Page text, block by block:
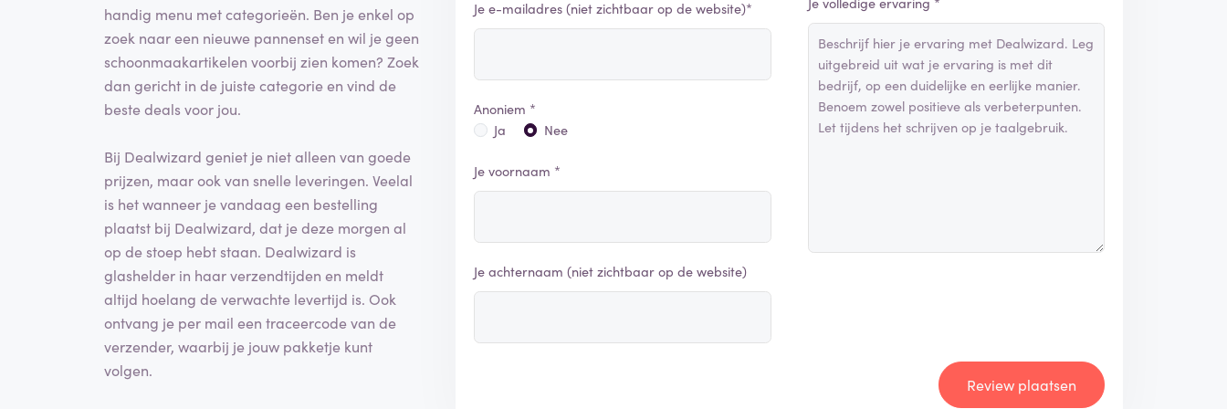
handig menu met categorieën. Ben je enkel op
zoek naar een nieuwe pannenset en wil je geen
schoonmaakartikelen voorbij zien komen? Zoek
dan gericht in de juiste categorie en vind de
beste deals voor jou.
Bij Dealwizard geniet je niet alleen van goede
prijzen, maar ook van snelle leveringen. Veelal
is het wanneer je vandaag een bestelling
plaatst bij Dealwizard, dat je deze morgen al
op de stoep hebt staan. Dealwizard is
glashelder in haar verzendtijden en meldt
altijd hoelang de verwachte levertijd is. Ook
ontvang je per mail een traceercode van de
verzender, waarbij je jouw pakketje kunt
volgen.
Je e-mailadres (niet zichtbaar op de website)*
Anoniem *
Ja
Nee
Je voornaam *
Je achternaam (niet zichtbaar op de website)
Review plaatsen